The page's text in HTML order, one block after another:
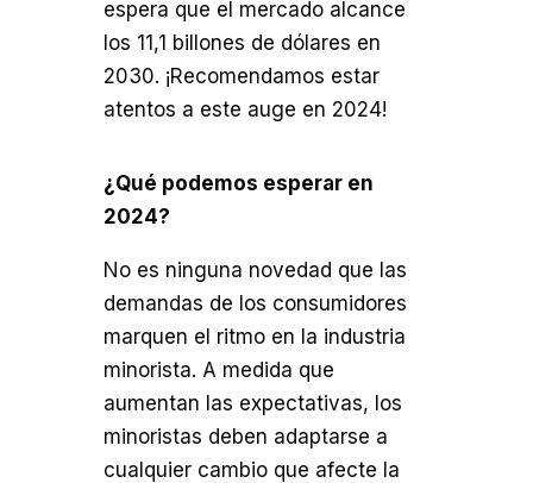
espera que el mercado alcance
los 11,1 billones de dólares en
2030. ¡Recomendamos estar
atentos a este auge en 2024!
¿Qué podemos esperar en
2024?
No es ninguna novedad que las
demandas de los consumidores
marquen el ritmo en la industria
minorista. A medida que
aumentan las expectativas, los
minoristas deben adaptarse a
cualquier cambio que afecte la